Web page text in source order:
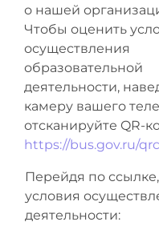
о нашей
Чтобы оценить
осуществления
образовательной
деятельности,
камеру вашего
отсканируйте QR-
https://bus.gov.ru/
Перейдя по
условия
деятельности: